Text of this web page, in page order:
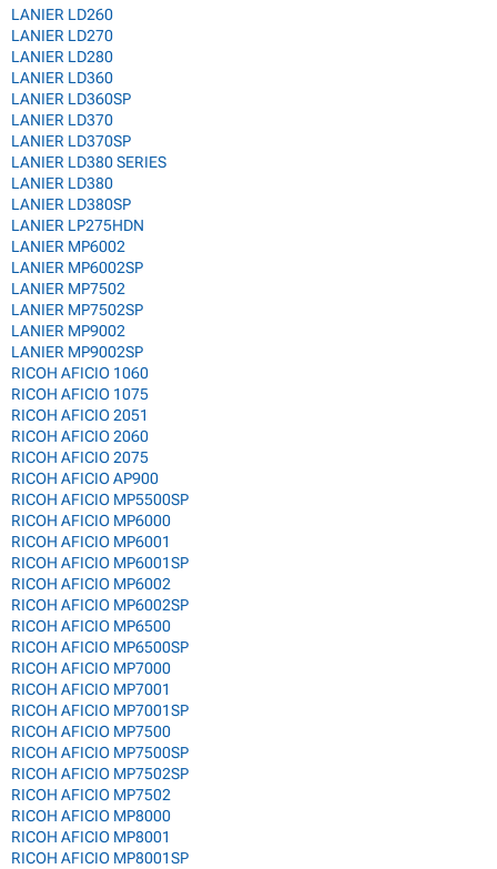
LANIER LD260
LANIER LD270
LANIER LD280
LANIER LD360
LANIER LD360SP
LANIER LD370
LANIER LD370SP
LANIER LD380 SERIES
LANIER LD380
LANIER LD380SP
LANIER LP275HDN
LANIER MP6002
LANIER MP6002SP
LANIER MP7502
LANIER MP7502SP
LANIER MP9002
LANIER MP9002SP
RICOH AFICIO 1060
RICOH AFICIO 1075
RICOH AFICIO 2051
RICOH AFICIO 2060
RICOH AFICIO 2075
RICOH AFICIO AP900
RICOH AFICIO MP5500SP
RICOH AFICIO MP6000
RICOH AFICIO MP6001
RICOH AFICIO MP6001SP
RICOH AFICIO MP6002
RICOH AFICIO MP6002SP
RICOH AFICIO MP6500
RICOH AFICIO MP6500SP
RICOH AFICIO MP7000
RICOH AFICIO MP7001
RICOH AFICIO MP7001SP
RICOH AFICIO MP7500
RICOH AFICIO MP7500SP
RICOH AFICIO MP7502SP
RICOH AFICIO MP7502
RICOH AFICIO MP8000
RICOH AFICIO MP8001
RICOH AFICIO MP8001SP